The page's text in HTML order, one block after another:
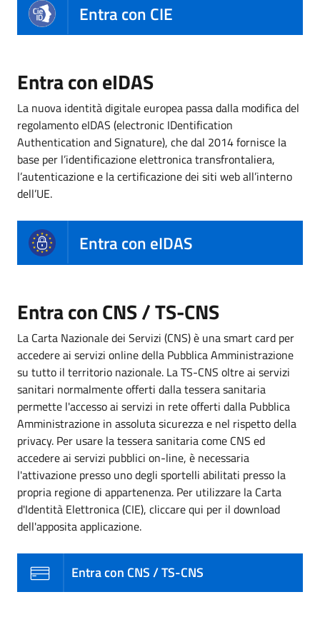
Entra con CIE
Entra con eIDAS
La nuova identità digitale europea passa dalla modifica del
regolamento eIDAS (electronic IDentification
Authentication and Signature), che dal 2014 fornisce la
base per l’identificazione elettronica transfrontaliera,
l’autenticazione e la certificazione dei siti web all’interno
dell’UE.
Entra con eIDAS
Entra con CNS / TS-CNS
La Carta Nazionale dei Servizi (CNS) è una smart card per
accedere ai servizi online della Pubblica Amministrazione
su tutto il territorio nazionale. La TS-CNS oltre ai servizi
sanitari normalmente offerti dalla tessera sanitaria
permette l'accesso ai servizi in rete offerti dalla Pubblica
Amministrazione in assoluta sicurezza e nel rispetto della
privacy. Per usare la tessera sanitaria come CNS ed
accedere ai servizi pubblici on-line, è necessaria
l'attivazione presso uno degli sportelli abilitati presso la
propria regione di appartenenza. Per utilizzare la Carta
d'Identità Elettronica (CIE), cliccare qui per il download
dell'apposita applicazione.
Entra con CNS / TS-CNS